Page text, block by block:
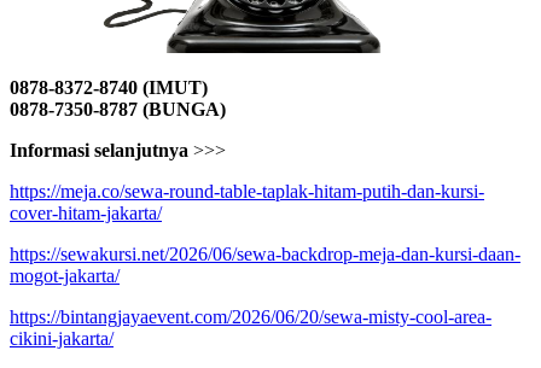
0878-8372-8740 (IMUT)
0878-7350-8787 (BUNGA)
Informasi selanjutnya >>>
https://meja.co/sewa-round-table-taplak-hitam-putih-dan-kursi-
cover-hitam-jakarta/
https://sewakursi.net/2026/06/sewa-backdrop-meja-dan-kursi-daan-
mogot-jakarta/
https://bintangjayaevent.com/2026/06/20/sewa-misty-cool-area-
cikini-jakarta/